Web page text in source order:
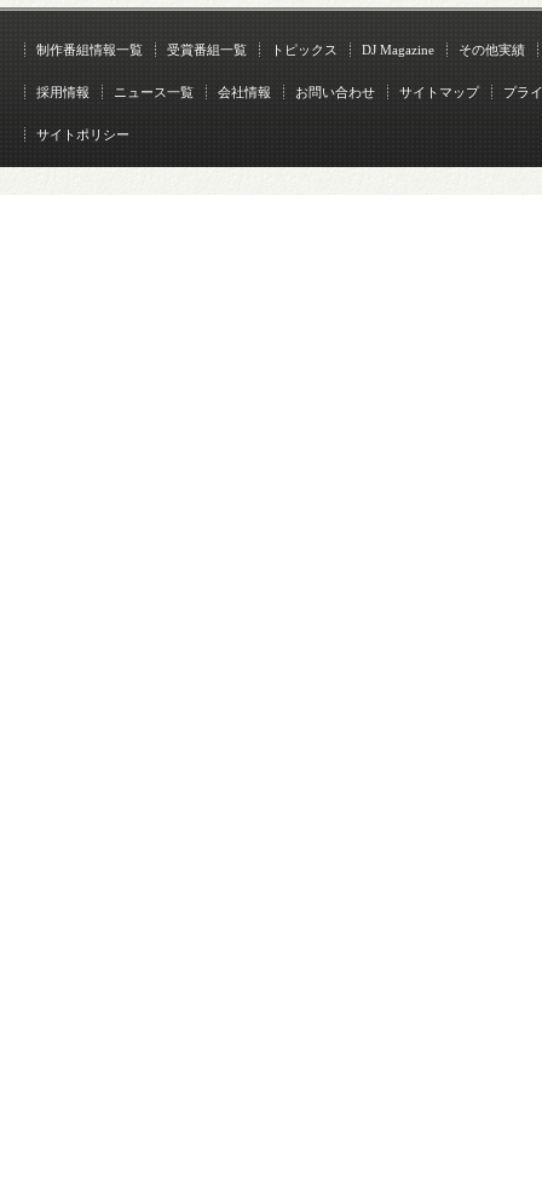
制作番組情報一覧 受賞番組一覧 トピックス DJ Magazine その他実績
採用情報 ニュース一覧 会社情報 お問い合わせ サイトマップ プラ
サイトポリシー